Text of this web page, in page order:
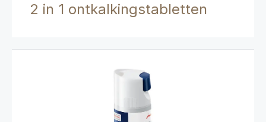
2 in 1 ontkalkingstabletten